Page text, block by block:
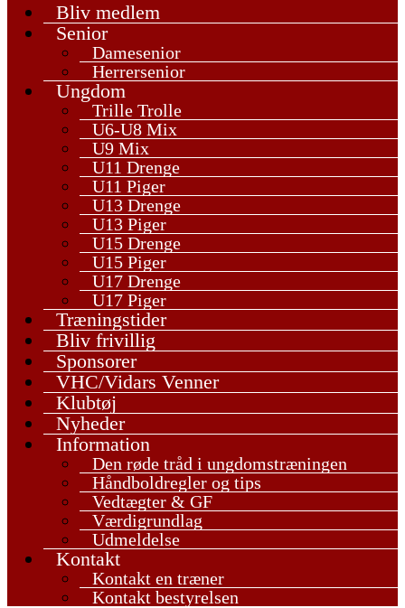
Bliv medlem
Senior
Damesenior
Herrersenior
Ungdom
Trille Trolle
U6-U8 Mix
U9 Mix
U11 Drenge
U11 Piger
U13 Drenge
U13 Piger
U15 Drenge
U15 Piger
U17 Drenge
U17 Piger
Træningstider
Bliv frivillig
Sponsorer
VHC/Vidars Venner
Klubtøj
Nyheder
Information
Den røde tråd i ungdomstræningen
Håndboldregler og tips
Vedtægter & GF
Værdigrundlag
Udmeldelse
Kontakt
Kontakt en træner
Kontakt bestyrelsen